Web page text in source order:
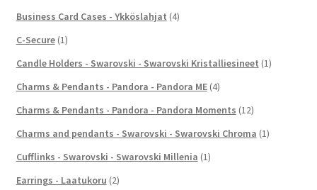
Business Card Cases - Ykköslahjat (4)
C-Secure (1)
Candle Holders - Swarovski - Swarovski Kristalliesineet (1)
Charms & Pendants - Pandora - Pandora ME (4)
Charms & Pendants - Pandora - Pandora Moments (12)
Charms and pendants - Swarovski - Swarovski Chroma (1)
Cufflinks - Swarovski - Swarovski Millenia (1)
Earrings - Laatukoru (2)